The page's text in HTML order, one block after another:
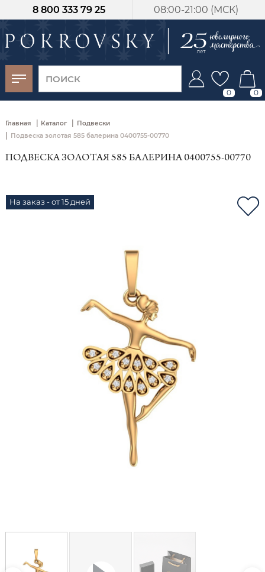
08:00-21:00 (МСК)
8 800 333 79 25
0 0
Главная | Каталог | Подвески
| Подвеска золотая 585 балерина 0400755-00770
ПОДВЕСКА ЗОЛОТАЯ 585 БАЛЕРИНА 0400755-00770
На заказ - от 15 дней
-30%
от 15 дней с
момента оплаты